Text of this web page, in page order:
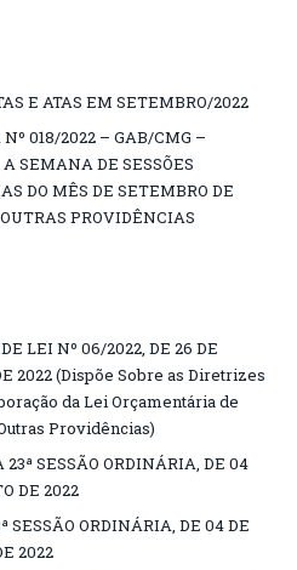
E ATAS EM SETEMBRO/2022
Nº 018/2022 – GAB/CMG –
SEMANA DE SESSÕES
DO MÊS DE SETEMBRO DE
PROVIDÊNCIAS
LEI Nº 06/2022, DE 26 DE
2022 (Dispõe Sobre as Diretrizes
da Lei Orçamentária de
Providências)
23ª SESSÃO ORDINÁRIA, DE 04
DE 2022
SESSÃO ORDINÁRIA, DE 04 DE
2022